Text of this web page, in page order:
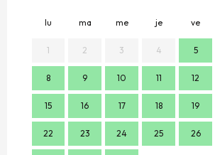
lu ma me je ve
1 2 3 4 5
8 9 10 11 12
15 16 17 18 19
22 23 24 25 26